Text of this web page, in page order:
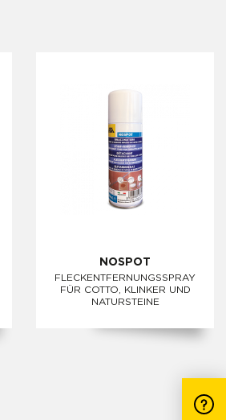
NOSPOT
FLECKENTFERNUNGSSPRAY
FÜR COTTO, KLINKER UND
NATURSTEINE